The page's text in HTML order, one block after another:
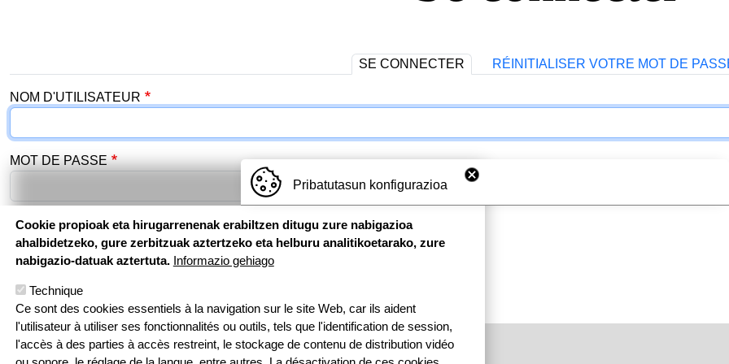
Onglets principaux SE CONNECTER RÉINITIALISER VOTRE MOT DE
NOM D'UTILISATEUR
MOT DE PASSE
Se connecter
Pribatutasun konfigurazioa
Cookie propioak eta hirugarrenenak erabiltzen ditugu zure nabigazioa
ahalbidetzeko, gure zerbitzuak aztertzeko eta helburu analitikoetarako, zure
nabigazio-datuak aztertuta. Informazio gehiago
Technique
Ce sont des cookies essentiels à la navigation sur le site Web, car ils aident
l'utilisateur à utiliser ses fonctionnalités ou outils, tels que l'identification de session,
l'accès à des parties à accès restreint, le stockage de contenu de distribution vidéo